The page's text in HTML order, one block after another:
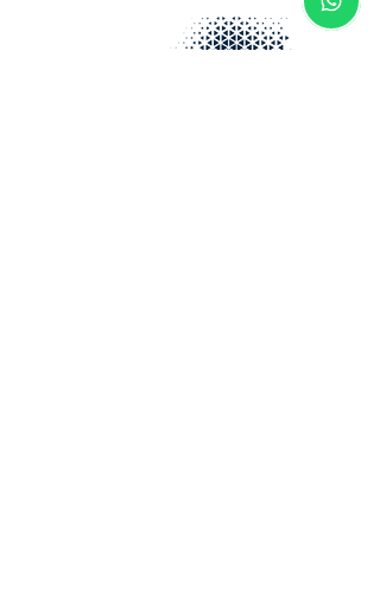
para aposentadoria